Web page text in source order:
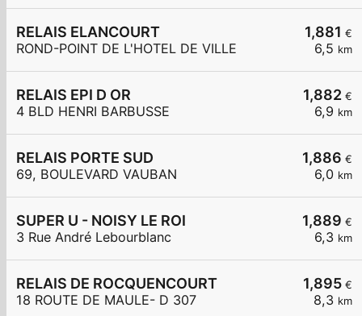
1,881 €
6,5 km
RELAIS ELANCOURT
ROND-POINT DE L'HOTEL DE VILLE
1,882 €
6,9 km
RELAIS EPI D OR
4 BLD HENRI BARBUSSE
1,886 €
6,0 km
RELAIS PORTE SUD
69, BOULEVARD VAUBAN
1,889 €
6,3 km
SUPER U - NOISY LE ROI
3 Rue André Lebourblanc
1,895 €
8,3 km
RELAIS DE ROCQUENCOURT
18 ROUTE DE MAULE- D 307